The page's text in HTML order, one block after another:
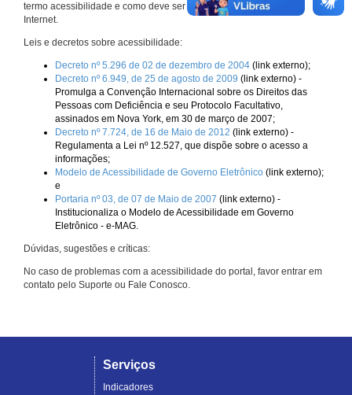
termo acessibilidade e como deve ser implementado nos sites da
Internet.
Leis e decretos sobre acessibilidade:
Decreto nº 5.296 de 02 de dezembro de 2004 (link externo);
Decreto nº 6.949, de 25 de agosto de 2009 (link externo) -
Promulga a Convenção Internacional sobre os Direitos das
Pessoas com Deficiência e seu Protocolo Facultativo,
assinados em Nova York, em 30 de março de 2007;
Decreto nº 7.724, de 16 de Maio de 2012 (link externo) -
Regulamenta a Lei nº 12.527, que dispõe sobre o acesso a
informações;
Modelo de Acessibilidade de Governo Eletrônico (link externo);
e
Portaria nº 03, de 07 de Maio de 2007 (link externo) -
Institucionaliza o Modelo de Acessibilidade em Governo
Eletrônico - e-MAG.
Dúvidas, sugestões e críticas:
No caso de problemas com a acessibilidade do portal, favor entrar em
contato pelo Suporte ou Fale Conosco.
Serviços
Indicadores